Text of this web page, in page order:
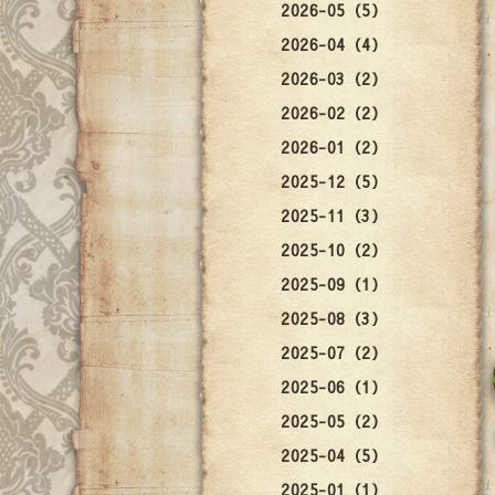
2026-05（5）
2026-04（4）
2026-03（2）
2026-02（2）
2026-01（2）
2025-12（5）
2025-11（3）
2025-10（2）
2025-09（1）
2025-08（3）
2025-07（2）
2025-06（1）
2025-05（2）
2025-04（5）
2025-01（1）